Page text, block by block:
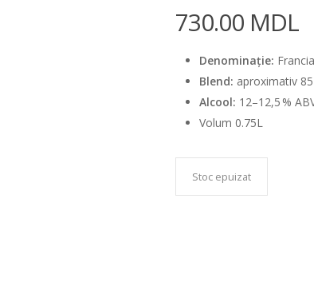
730.00 MDL
Denominație:
Blend: aproximativ
Alcool: 12–12,5 %
Volum 0.75L
Stoc epuizat